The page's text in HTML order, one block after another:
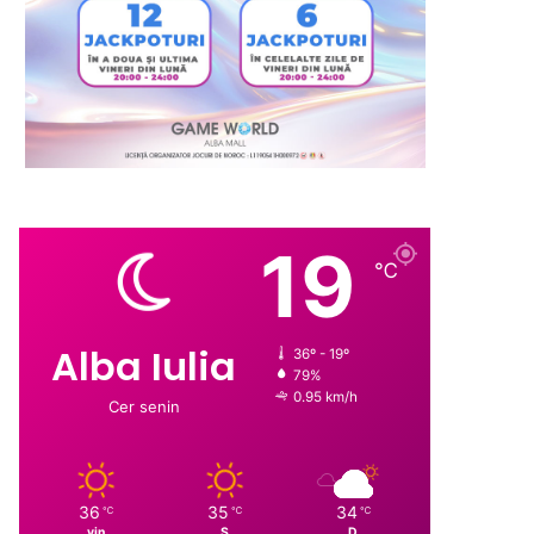
Alba Iulia
Cer senin
19 ℃
36º - 19º
79%
0.95 km/h
36 ℃ 35 ℃ 34 ℃